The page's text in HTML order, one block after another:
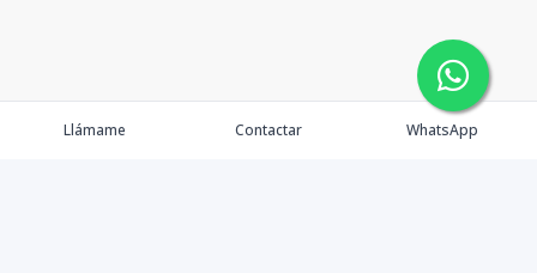
Llámame Contactar WhatsApp